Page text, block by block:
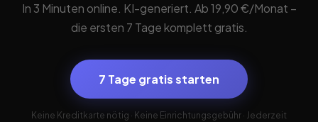
In 3 Minuten online. KI-generiert. Ab 19,90 €/Monat –
die ersten 7 Tage komplett gratis.
7 Tage gratis starten
Keine Kreditkarte nötig · Keine Einrichtungsgebühr · Jederzeit